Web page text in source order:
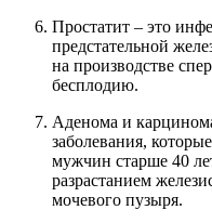
Простатит – это
предстательной
на производстве
бесплодию.
Аденома и
заболевания,
мужчин старше 40
разрастанием
мочевого пузыря.